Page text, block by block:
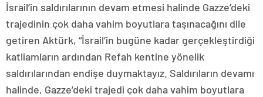
İsrail’in saldırılarının devam etmesi halinde Gazze’deki
trajedinin çok daha vahim boyutlara taşınacağını dile
getiren Aktürk, “İsrail’in bugüne kadar gerçekleştirdiği
katliamların ardından Refah kentine yönelik
saldırılarından endişe duymaktayız. Saldırıların devamı
halinde, Gazze’deki trajedi çok daha vahim boyutlara